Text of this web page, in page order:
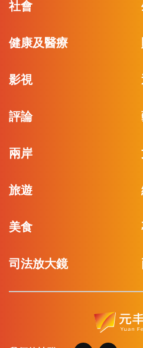
社會
健康及醫療
影視
評論
兩岸
旅遊
美食
司法放大鏡